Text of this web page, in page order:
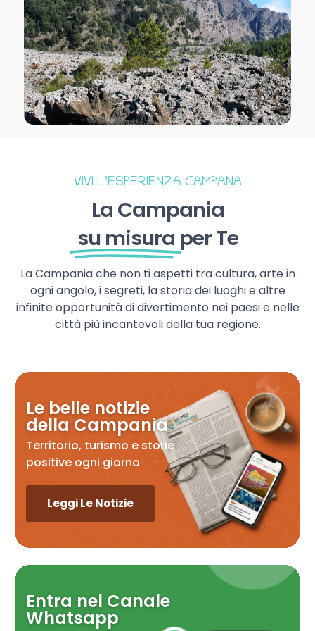
VIVI L’ESPERIENZA CAMPANA
La Campania
su misura per Te
La Campania che non ti aspetti tra cultura, arte in
ogni angolo, i segreti, la storia dei luoghi e altre
infinite opportunità di divertimento nei paesi e nelle
città più incantevoli della tua regione.
Le belle notizie
della Campania
Territorio, turismo e storie
positive ogni giorno
Leggi Le Notizie
Entra nel Canale
Whatsapp